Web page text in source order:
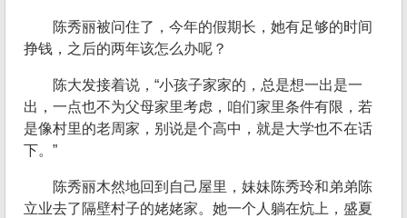
陈秀丽被问住了，今年的假期长，她有足够的时间
挣钱，之后的两年该怎么办呢？
陈大发接着说，“小孩子家家的，总是想一出是一
出，一点也不为父母家里考虑，咱们家里条件有限，若
是像村里的老周家，别说是个高中，就是大学也不在话
下。”
陈秀丽木然地回到自己屋里，妹妹陈秀玲和弟弟陈
立业去了隔壁村子的姥姥家。她一个人躺在炕上，盛夏